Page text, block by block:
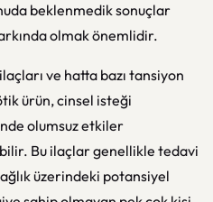
beklenmedik sonuçlar
olmak önemlidir.
ve hatta bazı tansiyon
ürün, cinsel isteği
olumsuz etkiler
Bu ilaçlar genellikle tedavi
üzerindeki potansiyel